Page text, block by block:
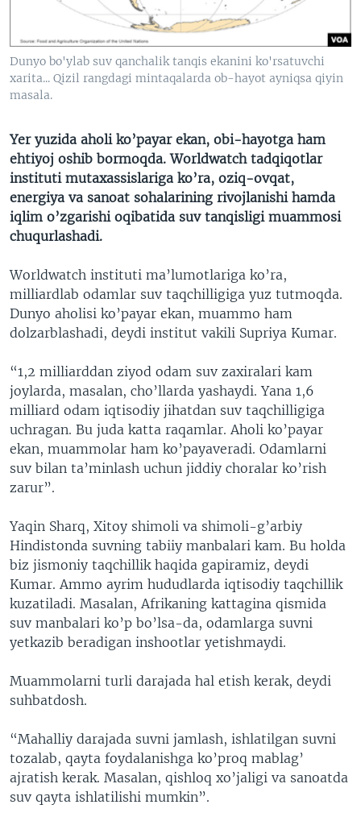
XABARLAR SURATLARDA
ODNOKLASSNIKI
TELEGRAM
TWITTER
SOUNDCLOUD
VOA
Dunyo bo'ylab suv qanchalik tanqis ekanini ko'rsatuvchi
xarita... Qizil rangdagi mintaqalarda ob-hayot ayniqsa qiyin
masala.
Yer yuzida aholi ko’payar ekan, obi-hayotga ham
ehtiyoj oshib bormoqda. Worldwatch tadqiqotlar
instituti mutaxassislariga ko’ra, oziq-ovqat,
energiya va sanoat sohalarining rivojlanishi hamda
iqlim o’zgarishi oqibatida suv tanqisligi muammosi
chuqurlashadi.
Worldwatch instituti ma’lumotlariga ko’ra,
milliardlab odamlar suv taqchilligiga yuz tutmoqda.
Dunyo aholisi ko’payar ekan, muammo ham
dolzarblashadi, deydi institut vakili Supriya Kumar.
“1,2 milliarddan ziyod odam suv zaxiralari kam
joylarda, masalan, cho’llarda yashaydi. Yana 1,6
milliard odam iqtisodiy jihatdan suv taqchilligiga
uchragan. Bu juda katta raqamlar. Aholi ko’payar
ekan, muammolar ham ko’payaveradi. Odamlarni
suv bilan ta’minlash uchun jiddiy choralar ko’rish
zarur”.
Yaqin Sharq, Xitoy shimoli va shimoli-g’arbiy
Hindistonda suvning tabiiy manbalari kam. Bu holda
biz jismoniy taqchillik haqida gapiramiz, deydi
Kumar. Ammo ayrim hududlarda iqtisodiy taqchillik
kuzatiladi. Masalan, Afrikaning kattagina qismida
suv manbalari ko’p bo’lsa-da, odamlarga suvni
yetkazib beradigan inshootlar yetishmaydi.
Muammolarni turli darajada hal etish kerak, deydi
suhbatdosh.
“Mahalliy darajada suvni jamlash, ishlatilgan suvni
tozalab, qayta foydalanishga ko’proq mablag’
ajratish kerak. Masalan, qishloq xo’jaligi va sanoatda
suv qayta ishlatilishi mumkin”.